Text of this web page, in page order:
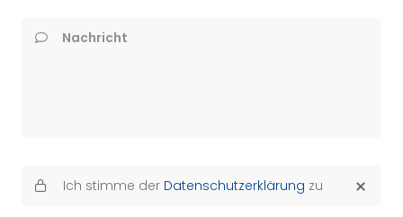
Nachricht
Ich stimme der Datenschutzerklärung zu